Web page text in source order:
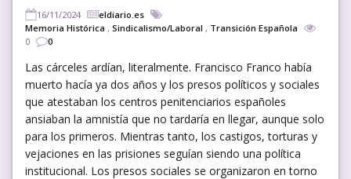
16/11/2024
eldiario.es
Memoria Histórica , Sindicalismo/Laboral , Transición Española
0
0
Las cárceles ardían, literalmente. Francisco Franco había
muerto hacía ya dos años y los presos políticos y sociales
que atestaban los centros penitenciarios españoles
ansiaban la amnistía que no tardaría en llegar, aunque solo
para los primeros. Mientras tanto, los castigos, torturas y
vejaciones en las prisiones seguían siendo una política
institucional. Los presos sociales se organizaron en torno